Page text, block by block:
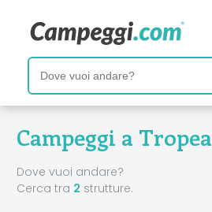
Campeggi a Tropea
Dove vuoi andare?
Cerca tra 2 strutture.